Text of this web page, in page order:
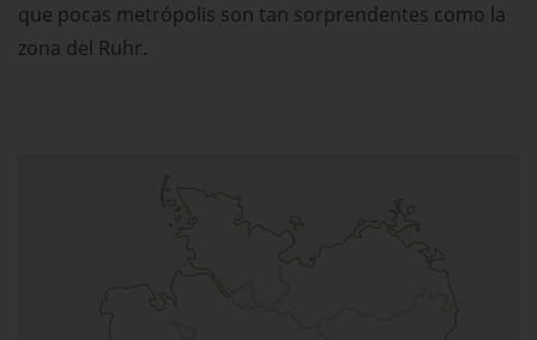
que pocas metrópolis son tan sorprendentes como la
zona del Ruhr.